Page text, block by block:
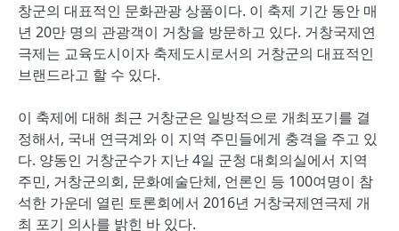
창군의 대표적인 문화관광 상품이다. 이 축제 기간 동안 매
년 20만 명의 관광객이 거창을 방문하고 있다. 거창국제연
극제는 교육도시이자 축제도시로서의 거창군의 대표적인
브랜드라고 할 수 있다.
이 축제에 대해 최근 거창군은 일방적으로 개최포기를 결
정해서, 국내 연극계와 이 지역 주민들에게 충격을 주고 있
다. 양동인 거창군수가 지난 4일 군청 대회의실에서 지역
주민, 거창군의회, 문화예술단체, 언론인 등 100여명이 참
석한 가운데 열린 토론회에서 2016년 거창국제연극제 개
최 포기 의사를 밝힌 바 있다.